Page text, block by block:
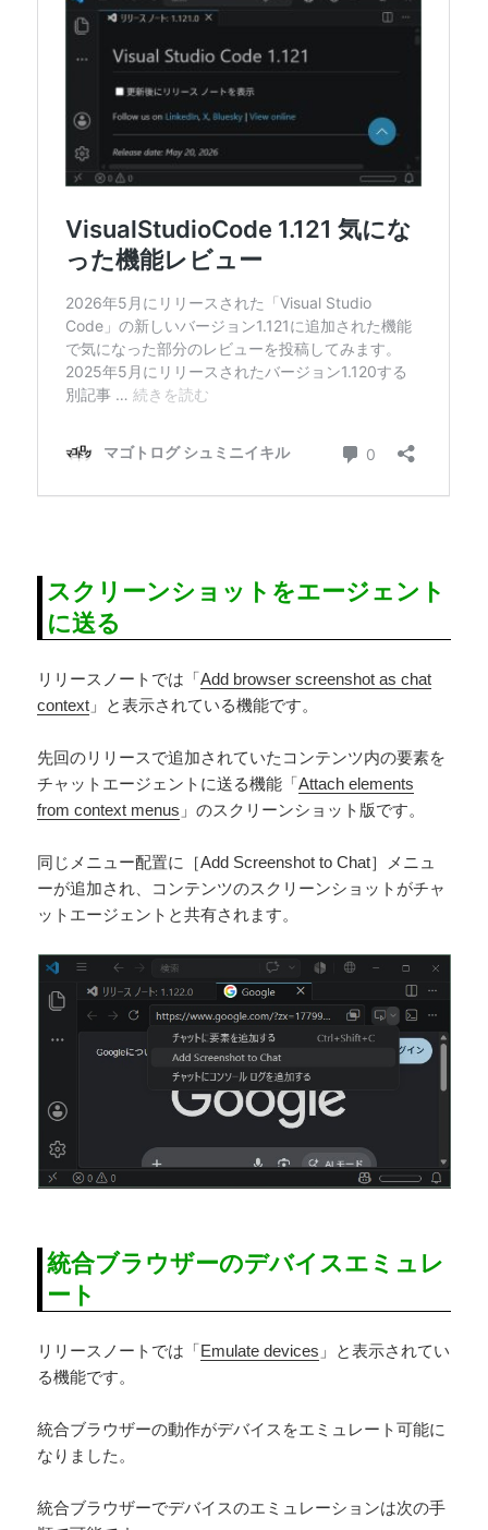
スクリーンショットをエージェント
に送る
リリースノートでは「Add browser screenshot as chat
context 」と表示されている機能です。
先回のリリースで追加されていたコンテンツ内の要素を
チャットエージェントに送る機能「Attach elements
from context menus 」のスクリーンショット版です。
同じメニュー配置に［Add Screenshot to Chat］メニュ
ーが追加され、コンテンツのスクリーンショットがチャ
ットエージェントと共有されます。
統合ブラウザーのデバイスエミュレ
ート
リリースノートでは「Emulate devices 」と表示されてい
る機能です。
統合ブラウザーの動作がデバイスをエミュレート可能に
なりました。
統合ブラウザーでデバイスのエミュレーションは次の手